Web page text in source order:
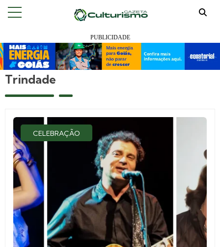
Trindade
CELEBRAÇÃO